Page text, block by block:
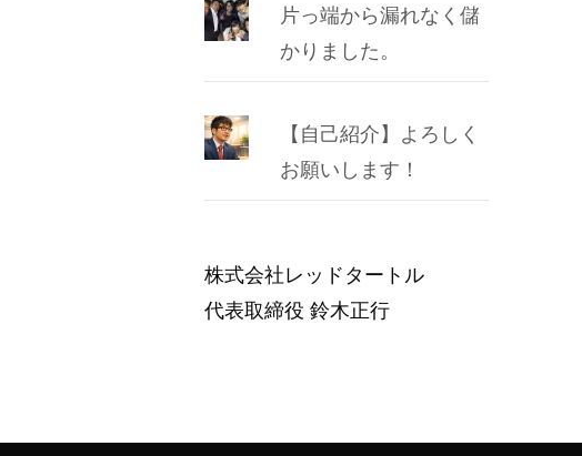
片っ端から漏れなく儲
かりました。
【自己紹介】よろしく
お願いします！
株式会社レッドタートル
代表取締役 鈴木正行